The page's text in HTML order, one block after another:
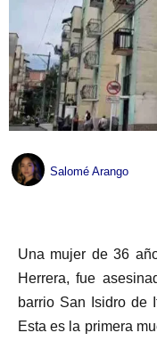
Salomé Arango
Una mujer de 36
Herrera, fue
barrio San Isidro de
Esta es la primera